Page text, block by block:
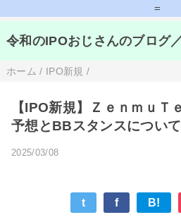
=
令和のIPOおじさんのブログ
ホーム / IPO新規 /
【IPO新規】ＺｅｎｍｕＴ
予想とBBスタンスについて
2025/03/08
t f B!